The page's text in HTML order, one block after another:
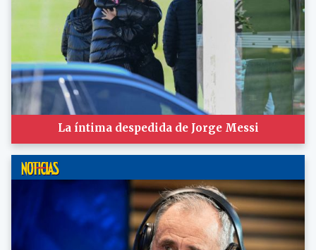
La íntima despedida de Jorge Messi